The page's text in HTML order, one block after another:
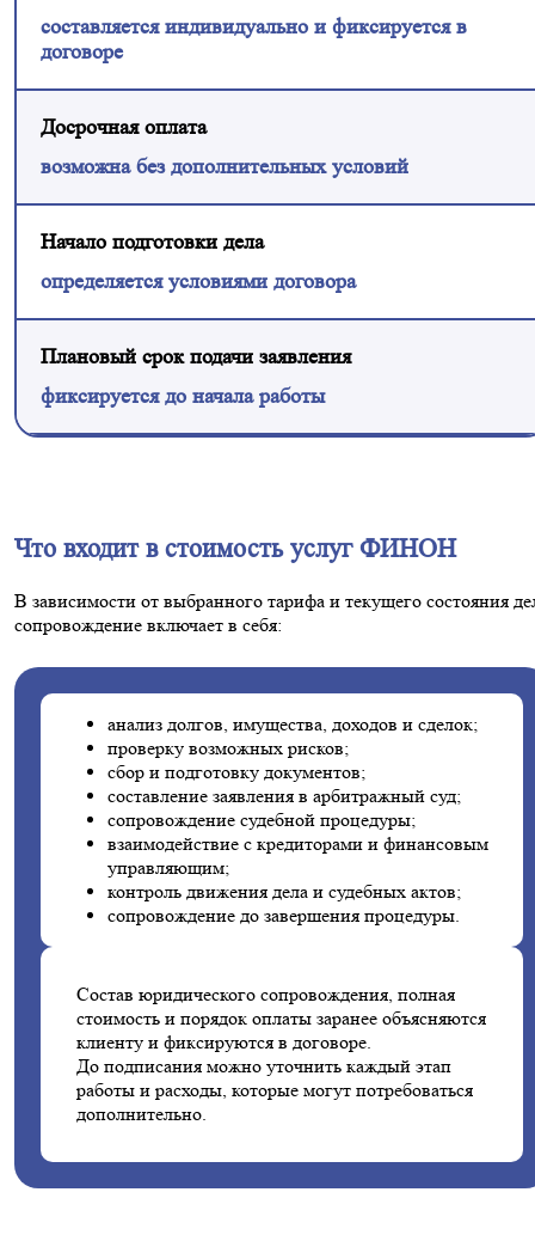
составляется индивидуально и фиксируется в
договоре
Досрочная оплата
возможна без дополнительных условий
Начало подготовки дела
определяется условиями договора
Плановый срок подачи заявления
фиксируется до начала работы
Что входит в стоимость услуг ФИНОН
В зависимости от выбранного тарифа и текущего состояния
сопровождение включает в себя:
анализ долгов, имущества, доходов и сделок;
проверку возможных рисков;
сбор и подготовку документов;
составление заявления в арбитражный суд;
сопровождение судебной процедуры;
взаимодействие с кредиторами и финансовым
управляющим;
контроль движения дела и судебных актов;
сопровождение до завершения процедуры.
Состав юридического сопровождения, полная
стоимость и порядок оплаты заранее объясняются
клиенту и фиксируются в договоре.
До подписания можно уточнить каждый этап
работы и расходы, которые могут потребоваться
дополнительно.